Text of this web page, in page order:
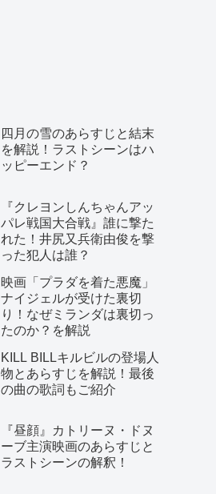
四月の雪のあらすじと結末
を解説！ラストシーンはハ
ッピーエンド？
『クレヨンしんちゃんアッ
パレ戦国大合戦』誰に撃た
れた！井尻又兵衛由俊を撃
った犯人は誰？
映画「プラダを着た悪魔」
ナイジェルが受けた裏切
り！なぜミランダは裏切っ
たのか？を解説
KILL BILLキルビルの登場人
物とあらすじを解説！最後
の曲の歌詞もご紹介
『昼顔』カトリーヌ・ドヌ
ーブ主演映画のあらすじと
ラストシーンの解釈！